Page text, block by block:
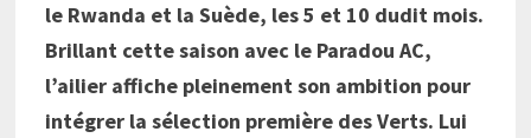
le Rwanda et la Suède, les 5 et 10 dudit mois.
Brillant cette saison avec le Paradou AC,
l’ailier affiche pleinement son ambition pour
intégrer la sélection première des Verts. Lui